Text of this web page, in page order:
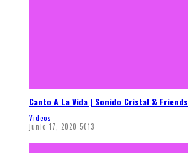
Canto A La Vida | Sonido Cristal & Friends
Videos
junio 17, 2020 5013